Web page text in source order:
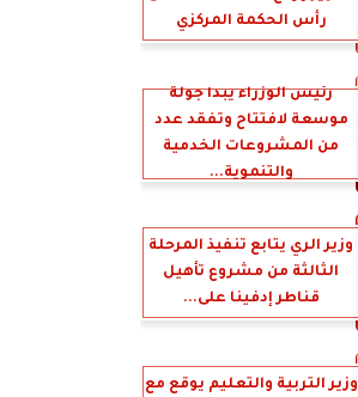
رأس الحكمة المركزي
رئيس الوزراء يبدأ جولة
موسعة لافتتاح وتفقد عدد
من المشروعات الخدمية
والتنموية...
وزير الري يتابع تنفيذ المرحلة
الثالثة من مشروع تأهيل
قناطر إدفينا على...
وزير التربية والتعليم يوقع مع